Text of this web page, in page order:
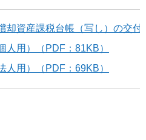
却資産課税台帳（写し）の交
人用）（PDF：81KB）
人用）（PDF：69KB）